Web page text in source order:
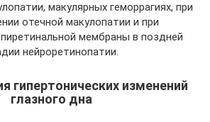
макулярных геморрагиях, при
отечной макулопатии и при
мембраны в поздней
нейроретинопатии.
гипертонических изменений
глазного дна